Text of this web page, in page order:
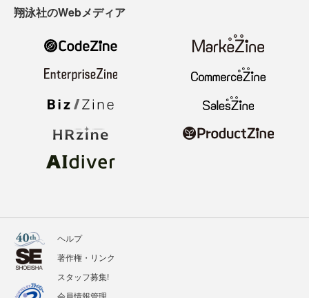
翔泳社のWebメディア
ヘルプ
著作権・リンク
スタッフ募集!